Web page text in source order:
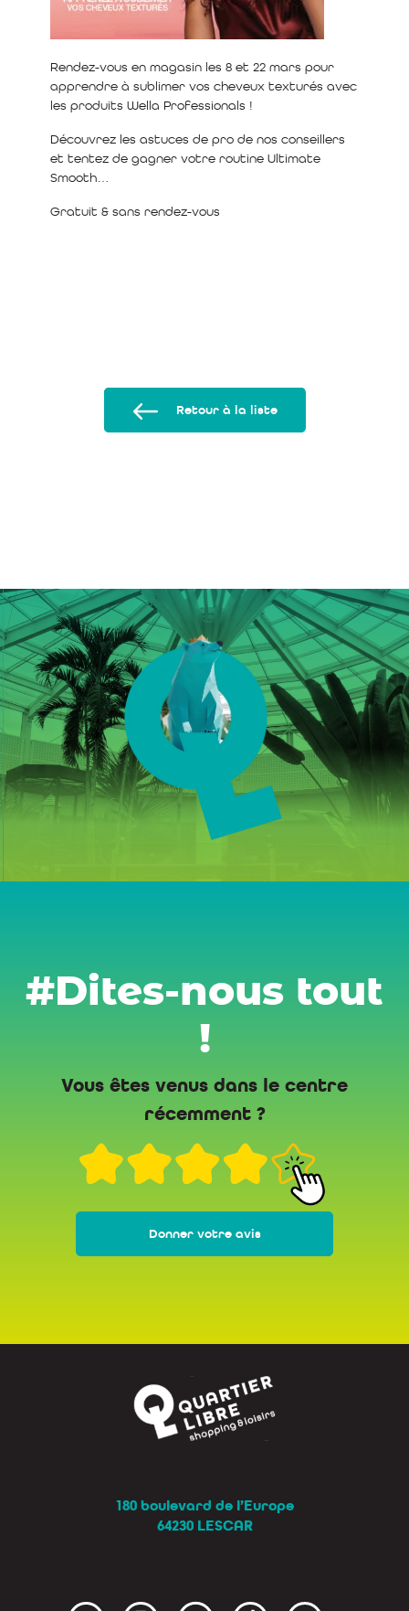
Rendez-vous en magasin les 8 et 22 mars pour
apprendre à sublimer vos cheveux texturés avec
les produits Wella Professionals !
Découvrez les astuces de pro de nos conseillers
et tentez de gagner votre routine Ultimate
Smooth…
Gratuit & sans rendez-vous
Retour à la liste
#Dites-nous tout
!
Vous êtes venus dans le centre
récemment ?
Donner votre avis
180 boulevard de l’Europe
64230 LESCAR